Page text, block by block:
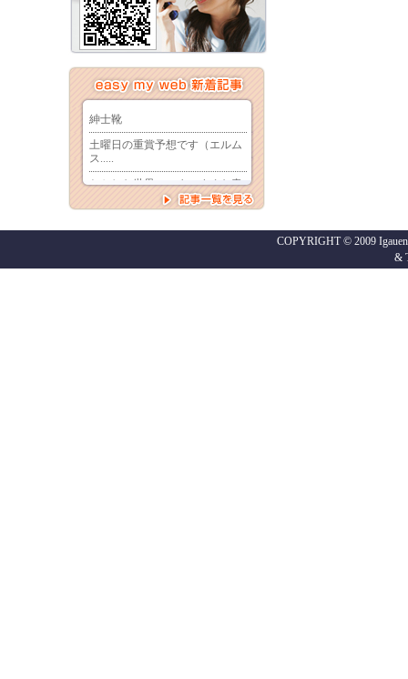
COPYRIGHT © 2009
&